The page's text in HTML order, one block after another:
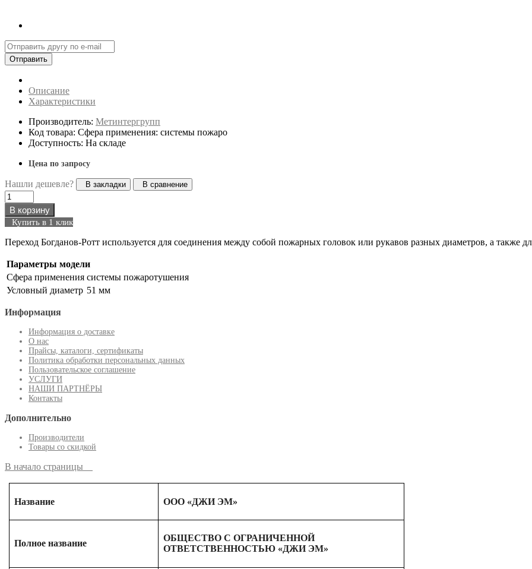
Отправить
Описание
Характеристики
Производитель: Метинтергрупп
Код товара: Сфера применения: системы пожаро
Доступность: На складе
Цена по запросу
Нашли дешевле? В закладки В сравнение
В корзину
Купить в 1 клик
Переход Богданов-Ротт используется для соединения между собой пожарных головок или рукавов разных диаметров, а также
Параметры модели
Сфера применения системы пожаротушения
Условный диаметр 51 мм
Информация
Информация о доставке
О нас
Прайсы, каталоги, сертификаты
Политика обработки персональных данных
Пользовательское соглашение
УСЛУГИ
НАШИ ПАРТНЁРЫ
Контакты
Дополнительно
Производители
Товары со скидкой
В начало страницы
Название ООО «ДЖИ ЭМ»
Полное название
ОБЩЕСТВО С ОГРАНИЧЕННОЙ
ОТВЕТСТВЕННОСТЬЮ «ДЖИ ЭМ»